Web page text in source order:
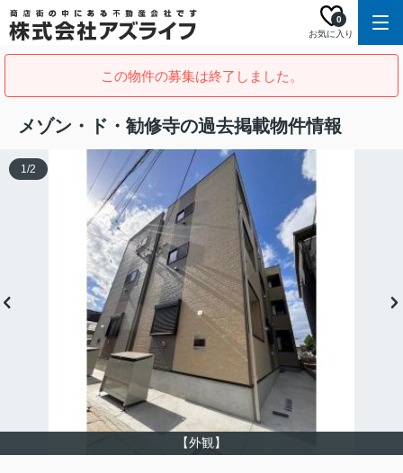
お気に入り
0
この物件の募集は終了しました。
メゾン・ド・勧修寺の過去掲載物件情報
【外観】
1/2